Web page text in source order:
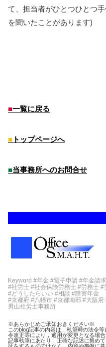
て、担当者がひとつひとつ
を聞いたことがあります)
■一覧に戻る
■ トップページへ
■当事務所へのお問合せ
Keyword #年金 #電子申請 #年金請
#社労士 #社会保険労務士 #労務士
#どうしたらいい #相談 #障害年金
#京都府 #八幡市 #京都南部 #大阪
男山社労士事務所
※あらかじめご承知おきください※
このblog記事の内容は，執筆時の法令
令改正等により，適用が変更となる場合
記事執筆にあたり，正確な記述に努め
証をするものではなく，内容や事例に